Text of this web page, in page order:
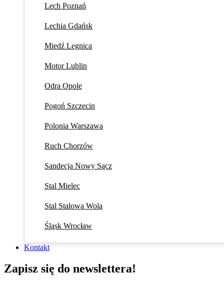
Lech Poznań
Lechia Gdańsk
Miedź Legnica
Motor Lublin
Odra Opole
Pogoń Szczecin
Polonia Warszawa
Ruch Chorzów
Sandecja Nowy Sącz
Stal Mielec
Stal Stalowa Wola
Śląsk Wrocław
Kontakt
Zapisz się do newslettera!